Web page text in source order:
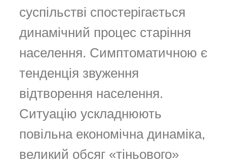
суспільстві спостерігається
динамічний процес старіння
населення. Симптоматичною є
тенденція звуження
відтворення населення.
Ситуацію ускладнюють
повільна економічна динаміка,
великий обсяг «тіньового»